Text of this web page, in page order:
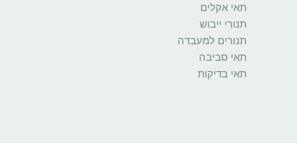
תאי אקלים
תנורי ייבוש
תנורים למעבדה
תאי סביבה
תאי בדיקות